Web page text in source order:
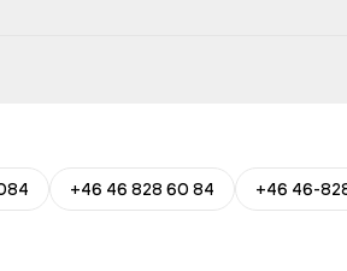
+46 46 828 60 84
+46 46-